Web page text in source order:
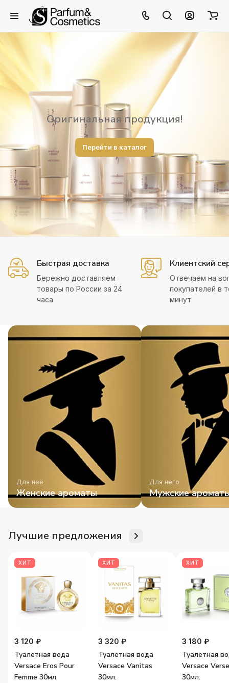
Оригинальная продукция!
Перейти в каталог
Быстрая доставка
Бережно доставляем
товары по России за 24
часа
Клиентский
Отвечаем на
покупателей в
минут
Для неё
Женские ароматы
Для него
Мужские
Лучшие предложения
ХИТ
3 120 ₽
Туалетная вода
Versace Eros Pour
Femme 30мл.
ХИТ
3 320 ₽
Туалетная вода
Versace Vanitas
30мл.
ХИТ
3 180 ₽
Туалетная
Versace
30мл.